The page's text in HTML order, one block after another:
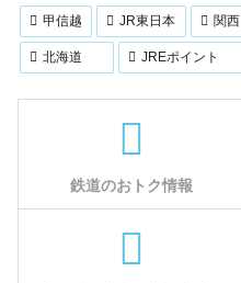
甲信越 JR東日本 関西
北海道 JREポイント
鉄道のおトク情報